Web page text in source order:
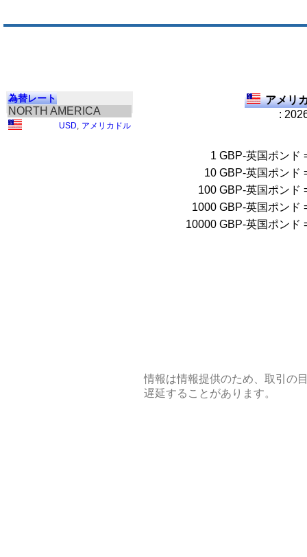
為替レート
NORTH AMERICA
USD アメリカドル
アメリ
:
1 GBP-英国ポンド
10 GBP-英国ポンド
100 GBP-英国ポンド
1000 GBP-英国ポンド
10000 GBP-英国ポンド
情報は情報提供のため、取引の
遅延することがあります。